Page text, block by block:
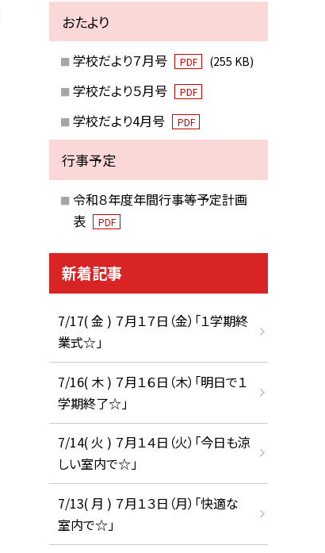
おたより
学校だより７月号 PDF (255 KB)
学校だより５月号 PDF
学校だより4月号 PDF
行事予定
令和８年度年間行事等予定計画
表
PDF
新着記事
7/17( 金 ) ７月１７日（金）「１学期終
業式☆」
7/16( 木 ) ７月１６日（木）「明日で１
学期終了☆」
7/14( 火 ) ７月１４日（火）「今日も涼
しい室内で☆」
7/13( 月 ) ７月１３日（月）「快適な
室内で☆」